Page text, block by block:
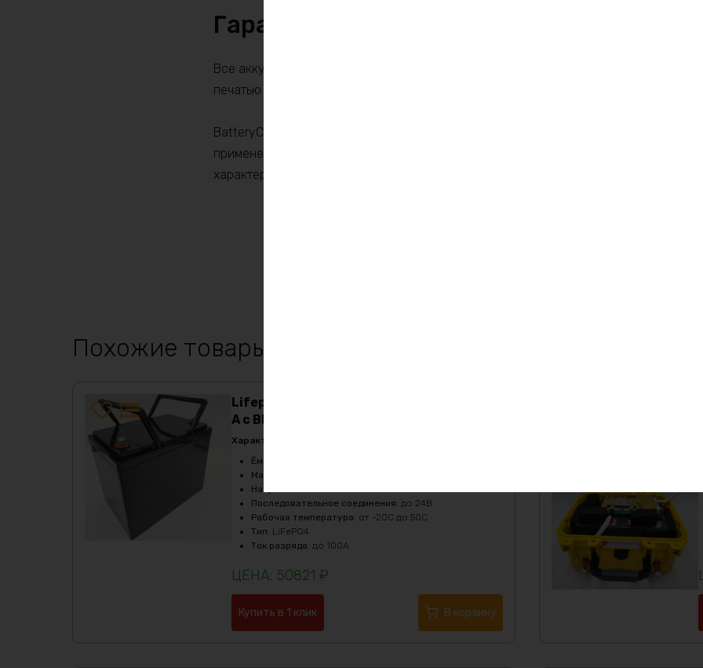
Гарантия и качество
Все аккумуляторы BatteryCraft проходят строгий контроль качества и имеют
печатью организации, что гарантирует надежность и долговременную работу
BatteryCraft 12В 45Ач LiFePO4 — это компактный, легкий и мощный аккумулятор,
применения в электронике, туризме, лодках и системах безопасности. Его высокие
характеристики и безопасность обеспечивают долгую и стабильную работу в любых
Похожие товары
Lifepo4 аккумулятор 12в 105 ач BMS 100
A c Bluetooth
Характеристики:
Ёмкость
Масса
Напряжение
Последовательное соединения: до 24В
Рабочая температура: от -20C до 50C
Тип: LiFePO4
Ток разряда: до 100А
50821 ₽
Купить в 1 клик В корзину